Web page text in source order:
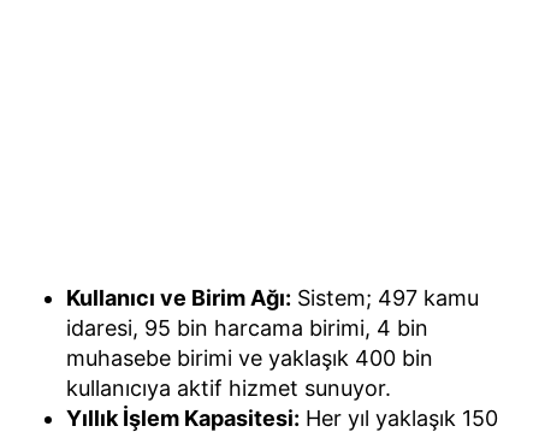
Kullanıcı ve Birim Ağı: Sistem; 497 kamu
idaresi, 95 bin harcama birimi, 4 bin
muhasebe birimi ve yaklaşık 400 bin
kullanıcıya aktif hizmet sunuyor.
Yıllık İşlem Kapasitesi: Her yıl yaklaşık 150